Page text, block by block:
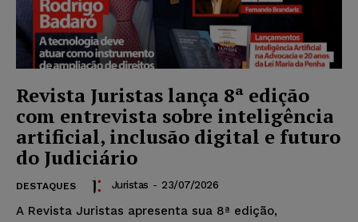
Revista Juristas lança 8ª edição
com entrevista sobre inteligência
artificial, inclusão digital e futuro
do Judiciário
DESTAQUES Juristas - 23/07/2026
A Revista Juristas apresenta sua 8ª edição,